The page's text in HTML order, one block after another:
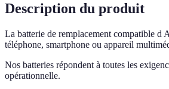
Description du produit
La batterie de remplacement compatible d
téléphone, smartphone ou appareil
Nos batteries répondent à toutes les
opérationnelle.